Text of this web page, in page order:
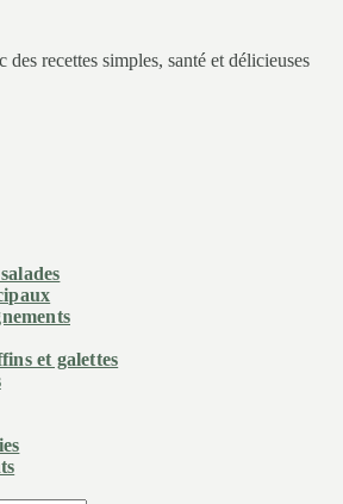
recettes simples, santé et délicieuses
et galettes